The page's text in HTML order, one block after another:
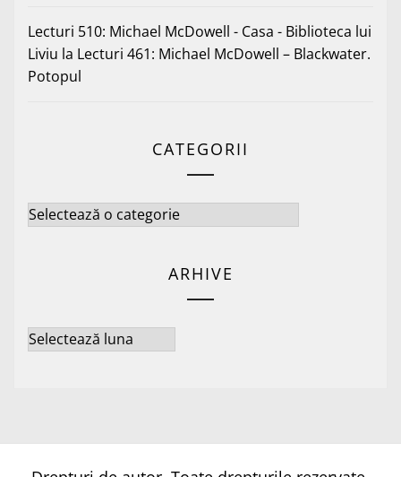
Lecturi 510: Michael McDowell - Casa - Biblioteca lui
Liviu la Lecturi 461: Michael McDowell – Blackwater.
Potopul
CATEGORII
Categorii
ARHIVE
Arhive